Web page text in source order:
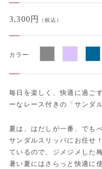
3,300円 （税込）
カラー
毎日を楽しく、快適に過ご
ーなレース付きの「サンダ
夏は、はだしが一番、でも
サンダルスリッパにお任せ
ているので、ジメジメした
暑い夏にはさらっと快適に